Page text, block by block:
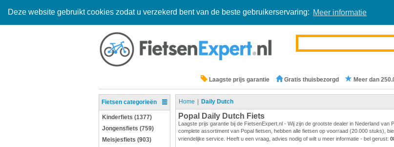
Deze website gebruikt cookies zodat u verzekerd bent van de beste gebruikerservaring: Meer informatie
Laagste prijs garantie Gratis thuisbezorgd Meer dan
Fietsen categorieën
Kinderfiets (1377)
Jongensfiets (759)
Meisjesfiets (903)
Home Daily Dutch
Popal Daily Dutch Fiets
Laagste prijs garantie bij de FietsenExpert.nl - Wij zijn de grootste dealer in Nederland van
complete assortiment van Popal fietsen, hebben alle fietsen op voorraad (20.000 stuks),
vriendelijke service. Heeft u een vraag, advies nodig of wilt u meer informatie - bel gerust: